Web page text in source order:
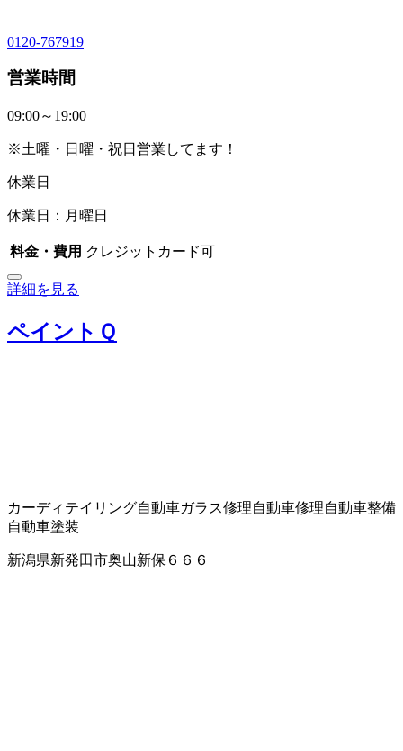
0120-767919
営業時間
09:00～19:00
※土曜・日曜・祝日営業してます！
休業日
休業日：月曜日
料金・費用 クレジットカード可
詳細を見る
ペイントＱ
カーディテイリング自動車ガラス修理自動車修理自動車整備
自動車塗装
新潟県新発田市奥山新保６６６